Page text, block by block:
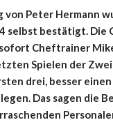
Peter Hermann
selbst bestätigt. Die
Cheftrainer
Spielen der
drei, besser
Das sagen die